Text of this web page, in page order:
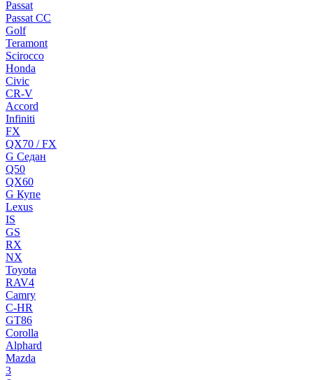
Passat
Passat CC
Golf
Teramont
Scirocco
Honda
Civic
CR-V
Accord
Infiniti
FX
QX70 / FX
G Cедан
Q50
QX60
G Купе
Lexus
IS
GS
RX
NX
Toyota
RAV4
Camry
C-HR
GT86
Corolla
Alphard
Mazda
3